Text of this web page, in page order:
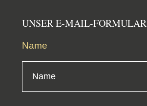
UNSER E‑MAIL-FORMULAR
Name